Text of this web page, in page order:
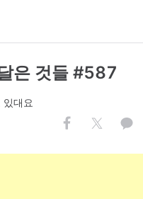
은 것들 #587
있대요